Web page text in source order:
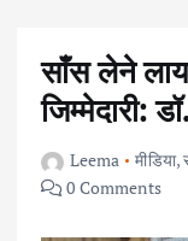
साँस लेने
जिम्मेदारी:
Leema मीडिया,
0 Comments